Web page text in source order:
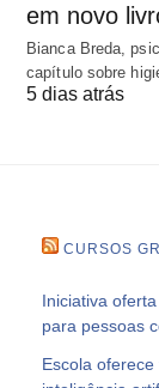
em novo
Bianca Breda,
capítulo sobre
5 dias atrás
CURSOS
Iniciativa
para pessoas
Escola